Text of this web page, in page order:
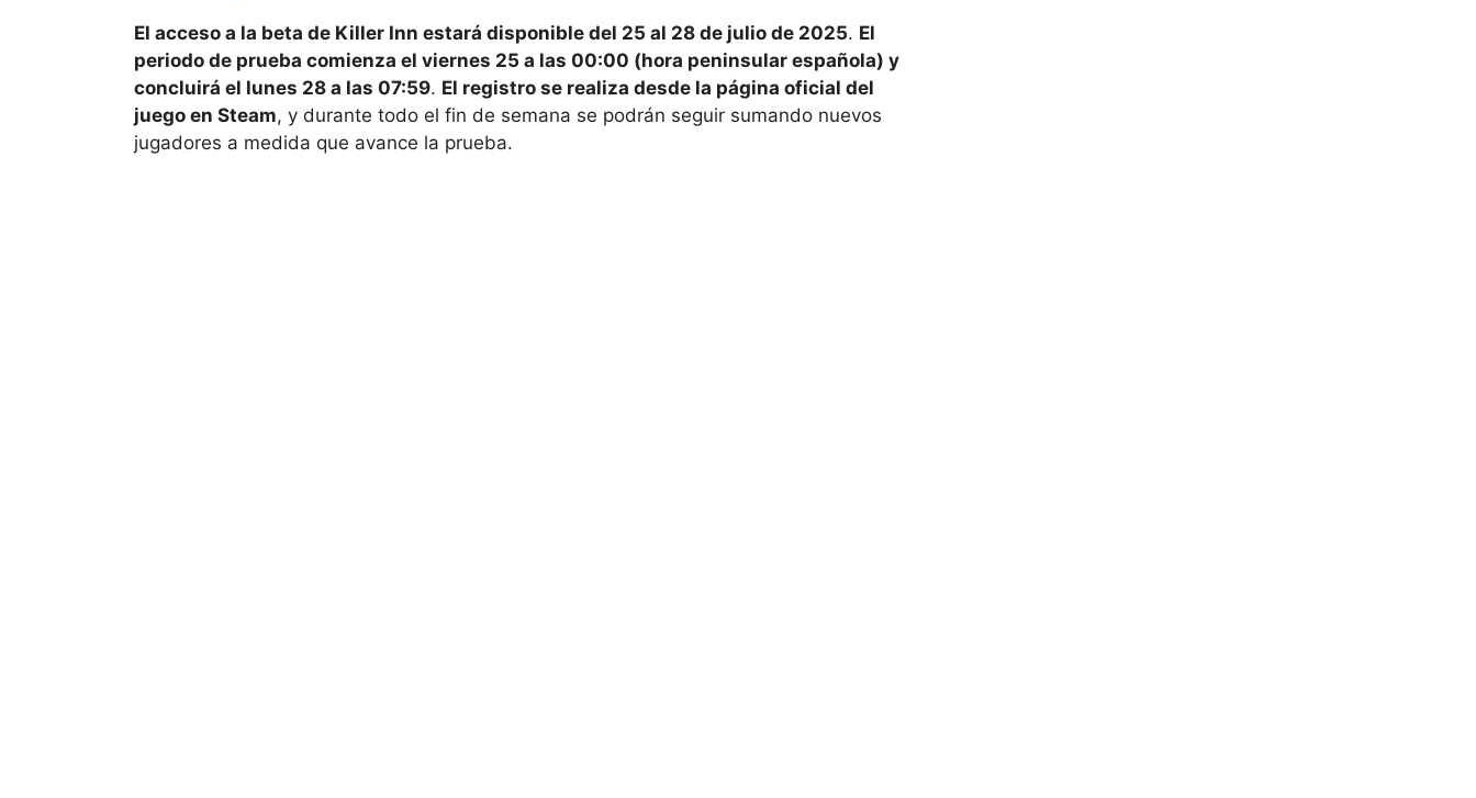
El acceso a la beta de Killer Inn estará disponible del 25 al 28 de julio de 2025. El
periodo de prueba comienza el viernes 25 a las 00:00 (hora peninsular española) y
concluirá el lunes 28 a las 07:59. El registro se realiza desde la página oficial del
juego en Steam, y durante todo el fin de semana se podrán seguir sumando nuevos
jugadores a medida que avance la prueba.